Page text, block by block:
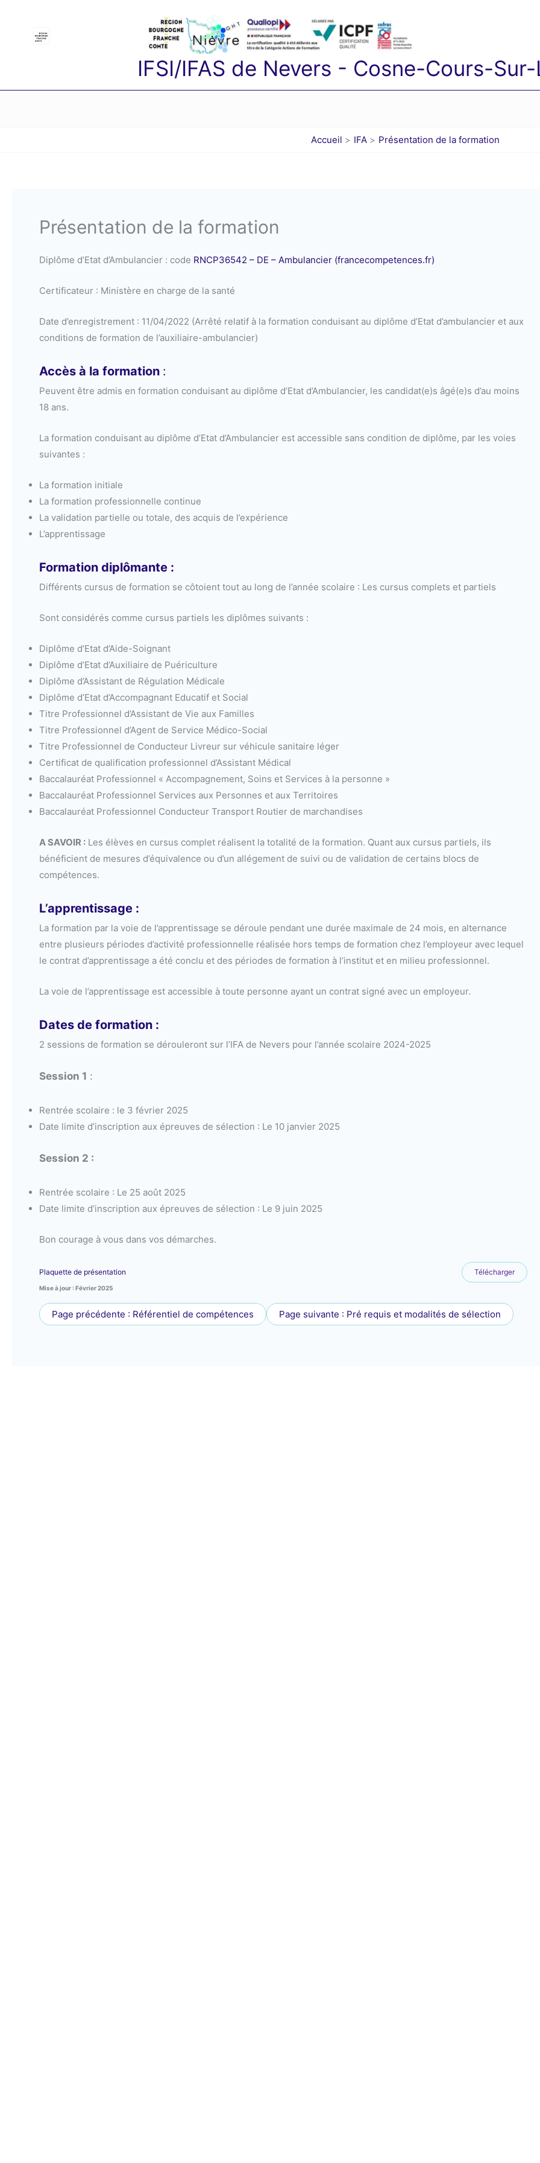
IFSI/IFAS de Nevers - Cosne-Cours-
Accueil IFA Présentation de la formation
Présentation de la formation
Diplôme d’Etat d’Ambulancier : code RNCP36542 – DE – Ambulancier (francecompetences.fr)
Certificateur : Ministère en charge de la santé
Date d’enregistrement : 11/04/2022 (Arrêté relatif à la formation conduisant au diplôme d’Etat d’ambulancier et aux
conditions de formation de l’auxiliaire-ambulancier)
Accès à la formation :
Peuvent être admis en formation conduisant au diplôme d’Etat d’Ambulancier, les candidat(e)s âgé(e)s d’au moins
18 ans.
La formation conduisant au diplôme d’Etat d’Ambulancier est accessible sans condition de diplôme, par les voies
suivantes :
La formation initiale
La formation professionnelle continue
La validation partielle ou totale, des acquis de l’expérience
L’apprentissage
Formation diplômante :
Différents cursus de formation se côtoient tout au long de l’année scolaire : Les cursus complets et partiels
Sont considérés comme cursus partiels les diplômes suivants :
Diplôme d’Etat d’Aide-Soignant
Diplôme d’Etat d’Auxiliaire de Puériculture
Diplôme d’Assistant de Régulation Médicale
Diplôme d’Etat d’Accompagnant Educatif et Social
Titre Professionnel d’Assistant de Vie aux Familles
Titre Professionnel d’Agent de Service Médico-Social
Titre Professionnel de Conducteur Livreur sur véhicule sanitaire léger
Certificat de qualification professionnel d’Assistant Médical
Baccalauréat Professionnel « Accompagnement, Soins et Services à la personne »
Baccalauréat Professionnel Services aux Personnes et aux Territoires
Baccalauréat Professionnel Conducteur Transport Routier de marchandises
A SAVOIR : Les élèves en cursus complet réalisent la totalité de la formation. Quant aux cursus partiels, ils
bénéficient de mesures d’équivalence ou d’un allégement de suivi ou de validation de certains blocs de
compétences.
L’apprentissage :
La formation par la voie de l’apprentissage se déroule pendant une durée maximale de 24 mois, en alternance
entre plusieurs périodes d’activité professionnelle réalisée hors temps de formation chez l’employeur avec lequel
le contrat d’apprentissage a été conclu et des périodes de formation à l’institut et en milieu professionnel.
La voie de l’apprentissage est accessible à toute personne ayant un contrat signé avec un employeur.
Dates de formation :
2 sessions de formation se dérouleront sur l’IFA de Nevers pour l’année scolaire 2024-2025
Session 1 :
Rentrée scolaire : le 3 février 2025
Date limite d’inscription aux épreuves de sélection : Le 10 janvier 2025
Session 2 :
Rentrée scolaire : Le 25 août 2025
Date limite d’inscription aux épreuves de sélection : Le 9 juin 2025
Bon courage à vous dans vos démarches.
Plaquette de présentation Télécharger
Mise à jour : Février 2025
Page précédente : Référentiel de compétences Page suivante : Pré requis et modalités de sélection